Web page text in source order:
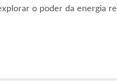
o poder da energia